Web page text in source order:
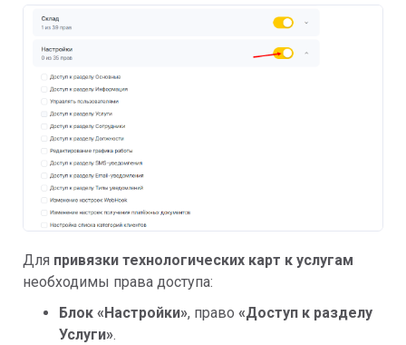
Для привязки технологических карт к услугам
необходимы права доступа:
Блок «Настройки», право «Доступ к разделу
Услуги».